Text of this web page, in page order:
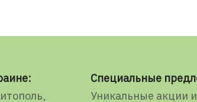
Специальные
Уникальные акции